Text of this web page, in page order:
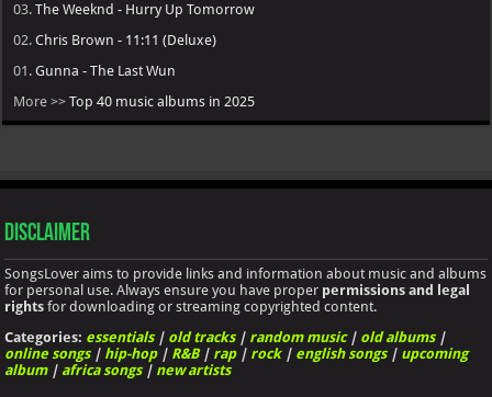
03.The Weeknd - Hurry Up Tomorrow
02.Chris Brown - 11:11 (Deluxe)
01.Gunna - The Last Wun
More >>Top 40 music albums in 2025
Disclaimer
SongsLover aims to provide links and information about music and albums
for personal use. Always ensure you have proper permissions and legal
rights for downloading or streaming copyrighted content.
Categories: essentials| old tracks| random music| old albums|
online songs| hip-hop| R&B| rap| rock| english songs| upcoming
album| africa songs| new artists